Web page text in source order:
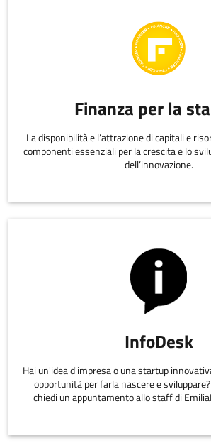
Finanza per la
La disponibilità e l’attrazione di capitali e
componenti essenziali per la crescita e lo
dell’innovazione.
InfoDesk
Hai un'idea d'impresa o una startup
opportunità per farla nascere e
chiedi un appuntamento allo staff di